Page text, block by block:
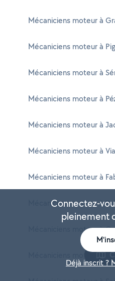
Mécaniciens moteur à
Mécaniciens moteur à
Mécaniciens moteur à
Mécaniciens moteur à
Mécaniciens moteur à
Mécaniciens moteur à
Mécaniciens moteur à
Mécaniciens moteur à
Mécaniciens moteur à
Mécaniciens moteur à
Connectez-
pleinement
Déjà inscrit ?